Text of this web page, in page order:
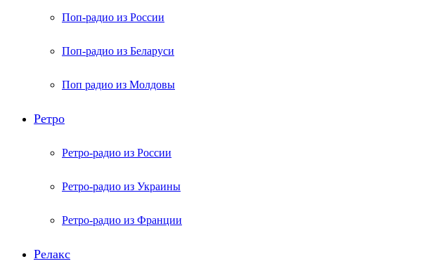
Поп-радио из России
Поп-радио из Беларуси
Поп радио из Молдовы
Ретро
Ретро-радио из России
Ретро-радио из Украины
Ретро-радио из Франции
Релакс